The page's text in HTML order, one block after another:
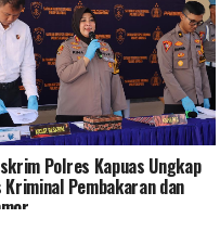
kepada 54 Siswa(i) SMK
Islamic School
Polres Kapuas Ungkap
Kriminal Pembakaran dan